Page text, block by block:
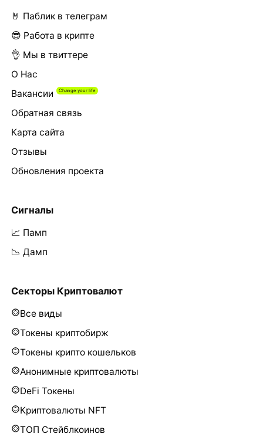
🤘 Паблик в телеграм
😎 Работа в крипте
👌 Мы в твиттере
О Нас
Вакансии
Обратная связь
Карта сайта
Отзывы
Обновления проекта
Сигналы
📈 Памп
📉 Дамп
Секторы Криптовалют
Все виды
Токены криптобирж
Токены крипто кошельков
Анонимные криптовалюты
DeFi Токены
Криптовалюты NFT
ТОП Стейблкоинов